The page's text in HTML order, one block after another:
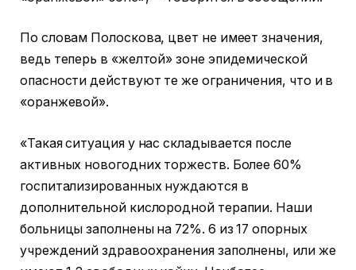
По словам Полоскова, цвет не имеет значения,
ведь теперь в «желтой» зоне эпидемической
опасности действуют те же ограничения, что и в
«оранжевой».
«Такая ситуация у нас складывается после
активных новогодних торжеств. Более 60%
госпитализированных нуждаются в
дополнительной кислородной терапии. Наши
больницы заполнены на 72%. 6 из 17 опорных
учреждений здравоохранения заполнены, или же